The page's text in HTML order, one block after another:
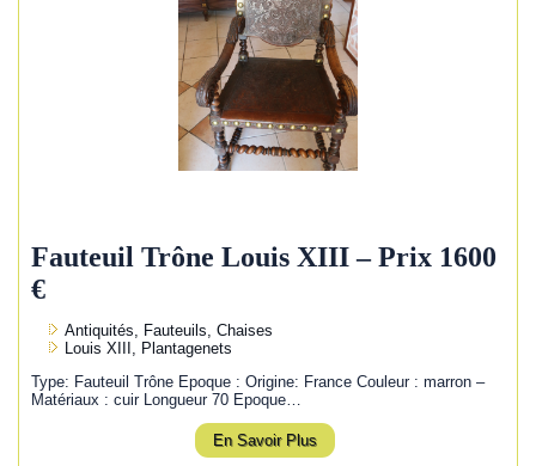
Fauteuil Trône Louis XIII – Prix 1600
€
Antiquités, Fauteuils, Chaises
Louis XIII, Plantagenets
Type: Fauteuil Trône Epoque : Origine: France Couleur : marron –
Matériaux : cuir Longueur 70 Epoque…
En Savoir Plus